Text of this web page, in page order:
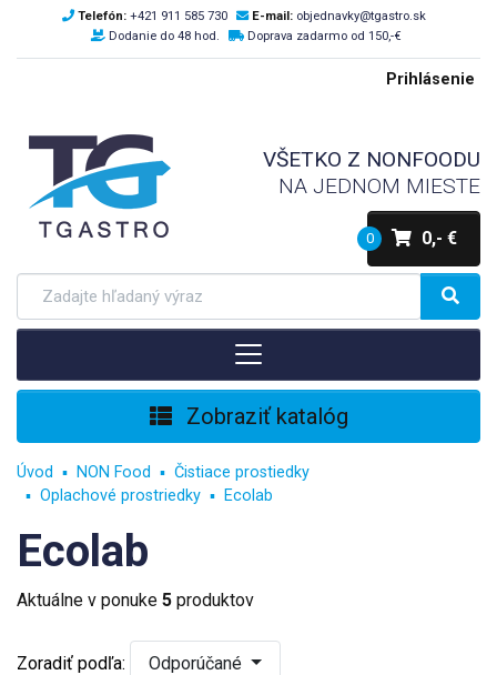
Telefón: +421 911 585 730 E-mail: objednavky@tgastro.sk
Dodanie do 48 hod.
Doprava zadarmo od 150,-€
Prihlásenie
VŠETKO Z NONFOODU
NA JEDNOM MIESTE
0 0,- €
Zobraziť katalóg
Úvod NON Food
Čistiace prostiedky
Oplachové prostriedky
Ecolab
Ecolab
Aktuálne v ponuke 5 produktov
Zoradiť podľa: Odporúčané